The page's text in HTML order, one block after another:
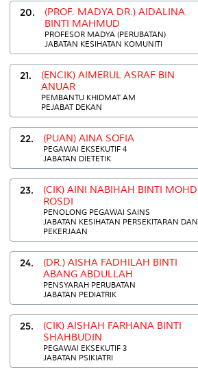
20.
(PROF. MADYA DR.) AIDALINA
BINTI MAHMUD
PROFESOR MADYA (PERUBATAN)
JABATAN KESIHATAN KOMUNITI
21.
(ENCIK) AIMERUL ASRAF BIN
ANUAR
PEMBANTU KHIDMAT AM
PEJABAT DEKAN
22. (PUAN) AINA SOFIA
PEGAWAI EKSEKUTIF 4
JABATAN DIETETIK
23.
(CIK) AINI NABIHAH BINTI MOHD
ROSDI
PENOLONG PEGAWAI SAINS
JABATAN KESIHATAN PERSEKITARAN DAN
PEKERJAAN
24.
(DR.) AISHA FADHILAH BINTI
ABANG ABDULLAH
PENSYARAH PERUBATAN
JABATAN PEDIATRIK
25.
(CIK) AISHAH FARHANA BINTI
SHAHBUDIN
PEGAWAI EKSEKUTIF 3
JABATAN PSIKIATRI